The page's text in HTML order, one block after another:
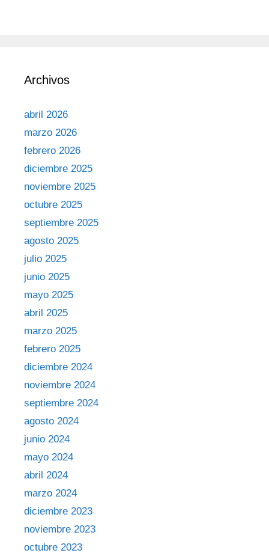
Archivos
abril 2026
marzo 2026
febrero 2026
diciembre 2025
noviembre 2025
octubre 2025
septiembre 2025
agosto 2025
julio 2025
junio 2025
mayo 2025
abril 2025
marzo 2025
febrero 2025
diciembre 2024
noviembre 2024
septiembre 2024
agosto 2024
junio 2024
mayo 2024
abril 2024
marzo 2024
diciembre 2023
noviembre 2023
octubre 2023